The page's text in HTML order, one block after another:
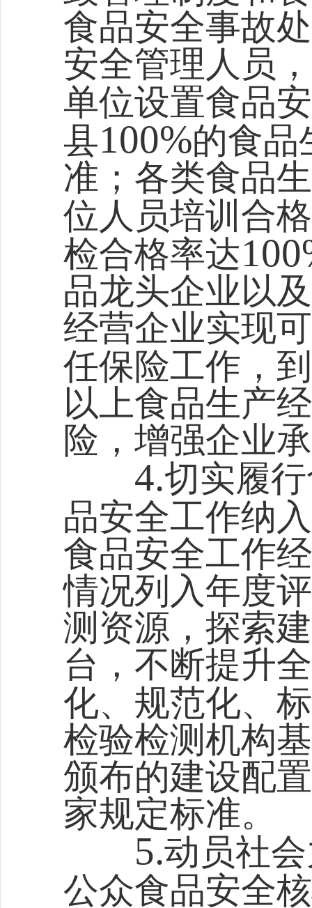
食品安全事故
安全管理人员
单位设置食品
县100%的食品
准；各类食品
位人员培训合
检合格率达
品龙头企业以
经营企业实现
任保险工作，到
以上食品生产
险，增强企业
4.切实履
品安全工作纳
食品安全工作
情况列入年度
测资源，探索
台，不断提升
化、规范化、
检验检测机构
颁布的建设配
家规定标准。
5.动员社
公众食品安全